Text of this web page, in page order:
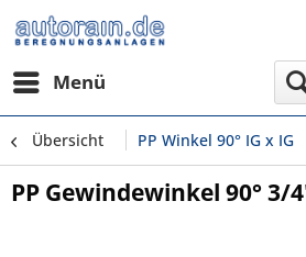
Menü
Übersicht PP Winkel 90° IG x IG
PP Gewindewinkel 90° 3/